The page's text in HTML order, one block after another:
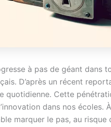
à pas de géant dans
D’après un récent
quotidienne. Cette
dans nos écoles.
marquer le pas, au